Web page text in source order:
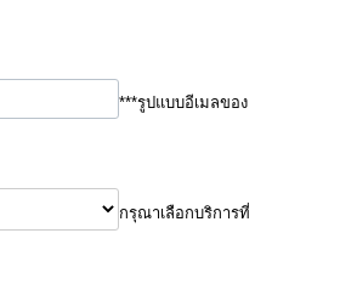
***รูปแบบอีเมลของ
กรุณาเลือกบริการที่